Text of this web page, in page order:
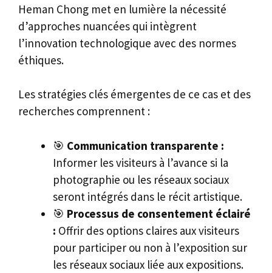
Heman Chong met en lumière la nécessité
d’approches nuancées qui intègrent
l’innovation technologique avec des normes
éthiques.
Les stratégies clés émergentes de ce cas et des
recherches comprennent :
🎯 Communication transparente :
Informer les visiteurs à l’avance si la
photographie ou les réseaux sociaux
seront intégrés dans le récit artistique.
🎯 Processus de consentement éclairé
: Offrir des options claires aux visiteurs
pour participer ou non à l’exposition sur
les réseaux sociaux liée aux expositions.